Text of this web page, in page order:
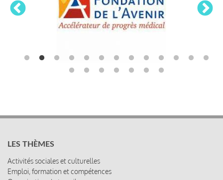
Emploi, formation et compétences
Organisation du travail